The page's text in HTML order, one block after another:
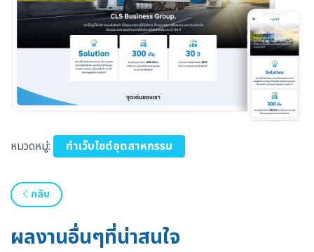
หมวดหมู่: ทำเว็บไซต์อุตสาหกรรม
กลับ
ผลงานอื่นๆที่น่าสนใจ